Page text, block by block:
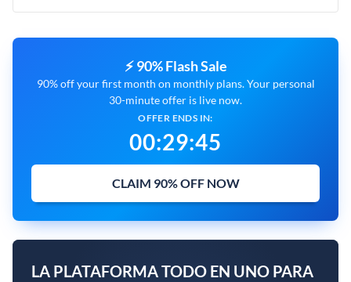
⚡ 90% Flash Sale
90% off your first month on monthly plans. Your personal
30-minute offer is live now.
OFFER ENDS IN:
00:29:44
CLAIM 90% OFF NOW
LA PLATAFORMA TODO EN UNO PARA